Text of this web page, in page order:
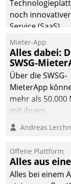
noch
Service (SaaS).
Mieter-App
Alles dabei:
SWSG-
Über die SWSG-
MieterApp
mehr als 50.000
mit ihrem
kommunizieren,
einsehen und
oder
Andreas
Offene Plattform
Alles aus
Alles bei einem